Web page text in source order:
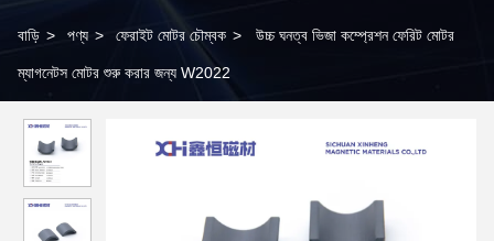
বাড়ি > পণ্য > ফেরাইট মোটর চৌম্বক > উচ্চ ঘনত্ব ভিজা কম্প্রেশন ফেরিট মোটর
ম্যাগনেটস মোটর শুরু করার জন্য W2022